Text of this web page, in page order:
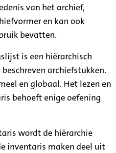
van het archief,
en kan ook
bevatten.
is een hiërarchisch
archiefstukken.
en globaal. Het lezen en
behoeft enige oefening
wordt de hiërarchie
inventaris maken deel uit